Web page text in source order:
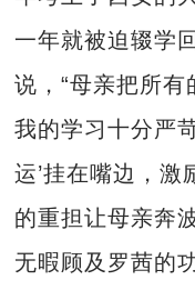
一年就被迫辍学
说，“母亲把所
我的学习十分严
运’挂在嘴边，激
的重担让母亲奔
无暇顾及罗茜的